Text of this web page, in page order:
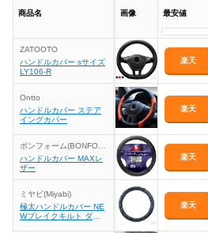
商品名 画像 最安値
ZATOOTO
ハンドルカバー sサイズ
LY106-R
楽天
Ontto
ハンドルカバー ステア
イングカバー
楽天
ボンフォーム(BONFOR
M)
ハンドルカバー MAXレ
ザー
楽天
ミヤビ(Miyabi)
極太ハンドルカバー NE
Wブレイクキルト ダブ
楽天